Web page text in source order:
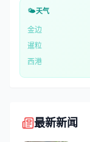
🌤️天气
金边
暹粒
西港
最新新闻